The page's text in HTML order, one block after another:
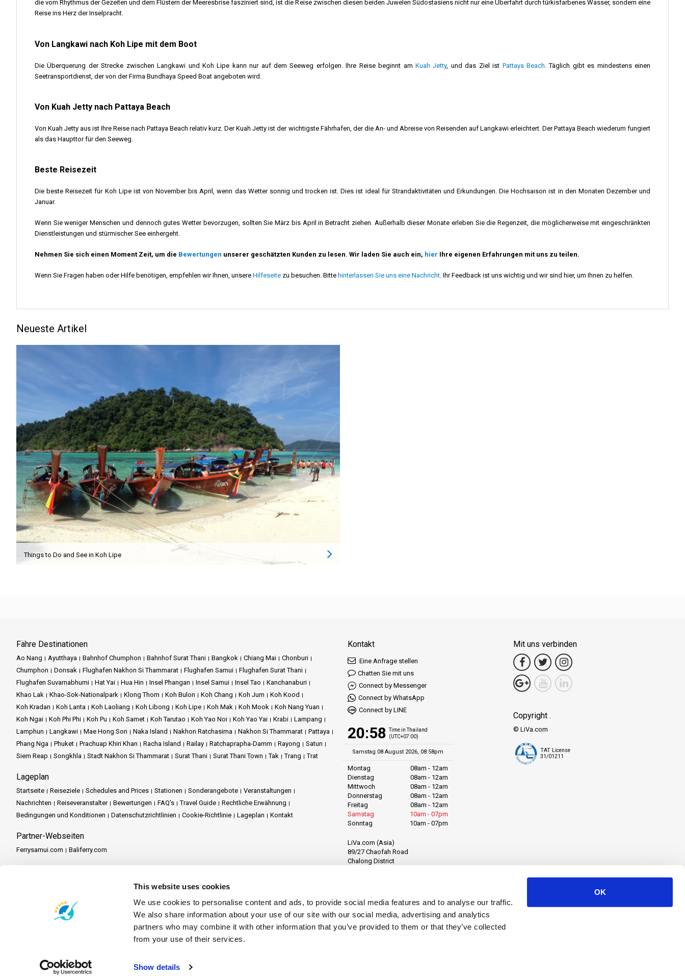
This website uses cookies
We use cookies to personalise content and ads, to provide social media features and to analyse our traffic.
We also share information about your use of our site with our social media, advertising and analytics
partners who may combine it with other information that you’ve provided to them or that they’ve collected
from your use of their services.
Show details
OK
die vom Rhythmus der Gezeiten und dem Flüstern der Meeresbrise fasziniert sind, ist die Reise zwischen diesen beiden Juwelen Südostasiens nicht nur eine Überfahrt durch türkisfarbenes Wasser, sondern eine
Reise ins Herz der Inselpracht.
Von Langkawi nach Koh Lipe mit dem Boot
Die Überquerung der Strecke zwischen Langkawi und Koh Lipe kann nur auf dem Seeweg erfolgen. Ihre Reise beginnt am Kuah Jetty, und das Ziel ist Pattaya Beach. Täglich gibt es mindestens einen
Seetransportdienst, der von der Firma Bundhaya Speed Boat angeboten wird.
Von Kuah Jetty nach Pattaya Beach
Von Kuah Jetty aus ist Ihre Reise nach Pattaya Beach relativ kurz. Der Kuah Jetty ist der wichtigste Fährhafen, der die An- und Abreise von Reisenden auf Langkawi erleichtert. Der Pattaya Beach wiederum fungiert
als das Haupttor für den Seeweg.
Beste Reisezeit
Die beste Reisezeit für Koh Lipe ist von November bis April, wenn das Wetter sonnig und trocken ist. Dies ist ideal für Strandaktivitäten und Erkundungen. Die Hochsaison ist in den Monaten Dezember und
Januar.
Wenn Sie weniger Menschen und dennoch gutes Wetter bevorzugen, sollten Sie März bis April in Betracht ziehen. Außerhalb dieser Monate erleben Sie die Regenzeit, die möglicherweise mit eingeschränkten
Dienstleistungen und stürmischer See einhergeht.
Nehmen Sie sich einen Moment Zeit, um die Bewertungen unserer geschätzten Kunden zu lesen. Wir laden Sie auch ein, hier Ihre eigenen Erfahrungen mit uns zu teilen.
Wenn Sie Fragen haben oder Hilfe benötigen, empfehlen wir Ihnen, unsere Hilfeseite zu besuchen. Bitte hinterlassen Sie uns eine Nachricht. Ihr Feedback ist uns wichtig und wir sind hier, um Ihnen zu helfen.
Neueste Artikel
Things to Do and See in Koh Lipe
Fähre Destinationen
Ao Nang Ayutthaya Bahnhof Chumphon Bahnhof Surat Thani Bangkok Chiang Mai
Chonburi
Chumphon
Donsak Flughafen Nakhon Si Thammarat Flughafen Samui
Flughafen Surat Thani
Flughafen Suvarnabhumi
Hat Yai Hua Hin Insel Phangan Insel Samui Insel Tao
Kanchanaburi
Khao Lak
Khao-Sok-Nationalpark Klong Thom Koh Bulon Koh Chang Koh Jum
Koh Kood
Koh Kradan
Koh Lanta Koh Laoliang Koh Libong Koh Lipe Koh Mak Koh Mook
Koh Nang Yuan
Koh Ngai
Koh Phi Phi Koh Pu Koh Samet Koh Tarutao Koh Yao Noi Koh Yao Yai Krabi
Lampang
Lamphun
Langkawi Mae Hong Son Naka Island Nakhon Ratchasima Nakhon Si Thammarat
Pattaya
Phang Nga
Phuket Prachuap Khiri Khan Racha Island Railay Ratchaprapha-Damm Rayong
Satun
Siem Reap
Songkhla Stadt Nakhon Si Thammarat Surat Thani Surat Thani Town Tak Trang Trat
Lageplan
Startseite Reiseziele Schedules and Prices Stationen Sonderangebote
Veranstaltungen
Nachrichten
Reiseveranstalter Bewertungen FAQ's Travel Guide
Rechtliche Erwähnung
Bedingungen und Konditionen
Datenschutzrichtlinien Cookie-Richtlinie Lageplan Kontakt
Partner-Webseiten
Ferrysamui.com Baliferry.com
Travel Agent Program
Kontakt
Eine Anfrage stellen
Chatten Sie mit uns
Connect by Messenger
Connect by WhatsApp
Connect by LINE
20:58 Time in Thailand
(UTC+07:00)
Samstag 08 August 2026, 08:58pm
Montag
08am - 12am
Dienstag
08am - 12am
Mittwoch
08am - 12am
Donnerstag
08am - 12am
Freitag
08am - 12am
Samstag
10am - 07pm
Sonntag
10am - 07pm
LiVa.com (Asia)
89/27 Chaofah Road
Chalong District
Mit uns verbinden
Copyright .
© LiVa.com
TAT License
31/01211